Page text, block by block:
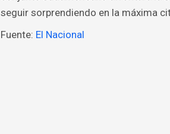
seguir sorprendiendo en la máxima
Fuente: El Nacional